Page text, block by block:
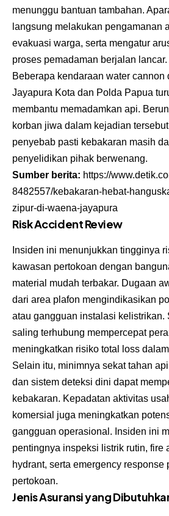
menunggu bantuan tambahan.
langsung melakukan pengamanan
evakuasi warga, serta mengatur
proses pemadaman berjalan lancar.
Beberapa kendaraan water cannon
Jayapura Kota dan Polda Papua
membantu memadamkan api.
korban jiwa dalam kejadian
penyebab pasti kebakaran masih
penyelidikan pihak berwenang.
Sumber berita: https://
8482557/kebakaran-hebat-
zipur-di-waena-jayapura
Risk Accident Review
Insiden ini menunjukkan tingginya
kawasan pertokoan dengan
material mudah terbakar. Dugaan
dari area plafon mengindikasikan
atau gangguan instalasi kelistrikan.
saling terhubung mempercepat
meningkatkan risiko total loss
Selain itu, minimnya sekat tahan
dan sistem deteksi dini dapat
kebakaran. Kepadatan aktivitas
komersial juga meningkatkan
gangguan operasional. Insiden ini
pentingnya inspeksi listrik rutin, fire
hydrant, serta emergency response
pertokoan.
Jenis Asuransi yang